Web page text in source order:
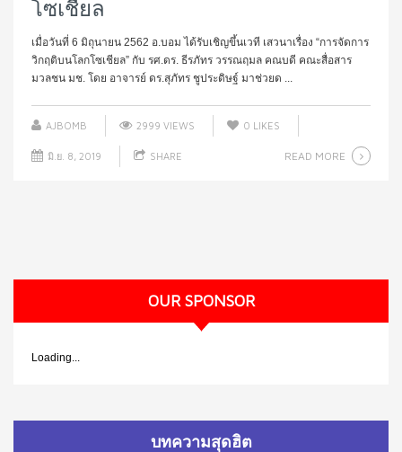
โซเชียล
เมื่อวันที่ 6 มิถุนายน 2562 อ.บอม ได้รับเชิญขึ้นเวที เสวนาเรื่อง “การจัดการ
วิกฤติบนโลกโซเชียล” กับ รศ.ดร. ธีรภัทร วรรณฤมล คณบดี คณะสื่อสาร
มวลชน มช. โดย อาจารย์ ดร.สุภัทร ชูประดิษฐ์ มาช่วยด ...
AJBOMB 2999 VIEWS 0 LIKES
มิ.ย. 8, 2019 SHARE READ MORE
OUR SPONSOR
Loading...
บทความสุดฮิต